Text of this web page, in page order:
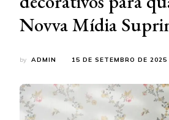
Novva Mídia
by ADMIN 15 DE SETEMBRO DE 2025